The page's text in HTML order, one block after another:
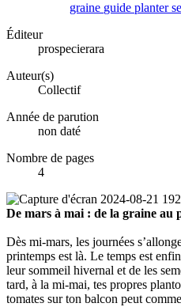
graine guide planter
Éditeur
prospecierara
Auteur(s)
Collectif
Année de parution
non daté
Nombre de pages
4
De mars à mai : de la graine au
Dès mi-mars, les journées
printemps est là. Le temps est
leur sommeil hivernal et de les
tard, à la mi-mai, tes propres
tomates sur ton balcon peut